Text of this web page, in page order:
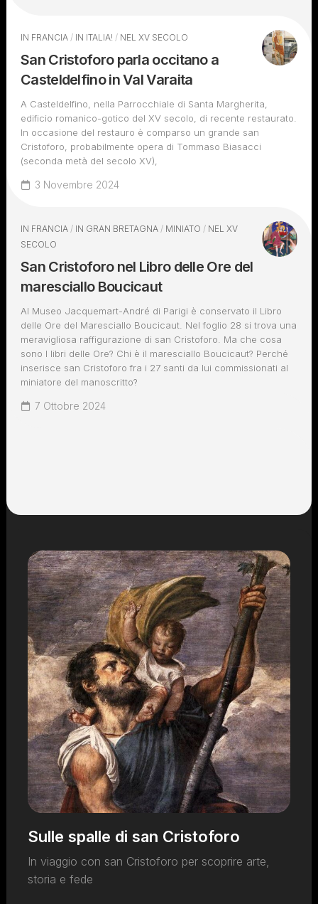
IN FRANCIA / IN ITALIA! / NEL XV SECOLO
San Cristoforo parla occitano a
Casteldelfino in Val Varaita
A Casteldelfino, nella Parrocchiale di Santa Margherita,
edificio romanico-gotico del XV secolo, di recente restaurato.
In occasione del restauro è comparso un grande san
Cristoforo, probabilmente opera di Tommaso Biasacci
(seconda metà del secolo XV),
3 Novembre 2024
IN FRANCIA / IN GRAN BRETAGNA / MINIATO / NEL XV
SECOLO
San Cristoforo nel Libro delle Ore del
maresciallo Boucicaut
Al Museo Jacquemart-André di Parigi è conservato il Libro
delle Ore del Maresciallo Boucicaut. Nel foglio 28 si trova una
meravigliosa raffigurazione di san Cristoforo. Ma che cosa
sono I libri delle Ore? Chi è il maresciallo Boucicaut? Perché
inserisce san Cristoforo fra i 27 santi da lui commissionati al
miniatore del manoscritto?
7 Ottobre 2024
Sulle spalle di san Cristoforo
In viaggio con san Cristoforo per scoprire arte,
storia e fede